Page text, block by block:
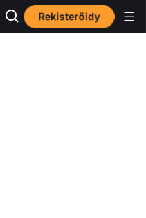
Rekisteröidy